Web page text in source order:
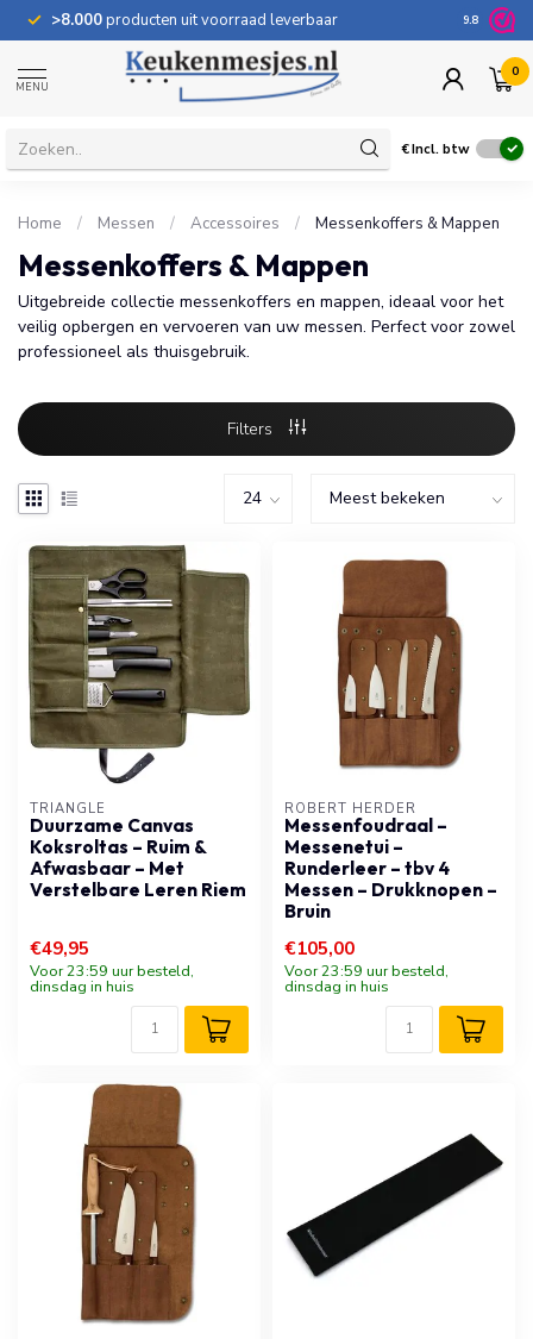
>8.000producten uit voorraad leverbaar 100
9.8
MENU
0
€Incl. btw
Home / Messen / Accessoires / Messenkoffers & Mappen
Messenkoffers & Mappen
Uitgebreide collectie messenkoffers en mappen, ideaal voor het
veilig opbergen en vervoeren van uw messen. Perfect voor zowel
professioneel als thuisgebruik.
Filters
TRIANGLE
Duurzame Canvas
Koksroltas – Ruim &
Afwasbaar – Met
Verstelbare Leren Riem
€49,95
Voor 23:59 uur besteld,
dinsdag in huis
ROBERT HERDER
Messenfoudraal –
Messenetui –
Runderleer – tbv 4
Messen – Drukknopen –
Bruin
€105,00
Voor 23:59 uur besteld,
dinsdag in huis